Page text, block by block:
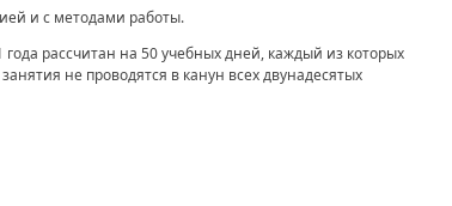
и с методами работы.
рассчитан на 50 учебных дней, каждый из которых
не проводятся в канун всех двунадесятых